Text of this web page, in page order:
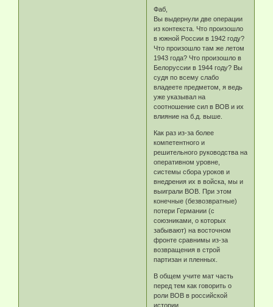
Фаб,
Вы выдернули две операции
из контекста. Что произошло
в южной России в 1942 году?
Что произошло там же летом
1943 года? Что произошло в
Белоруссии в 1944 году? Вы
судя по всему слабо
владеете предметом, я ведь
уже указывал на
соотношение сил в ВОВ и их
влияние на б.д. выше.
Как раз из-за более
компетентного и
решительного руководства на
оперативном уровне,
системы сбора уроков и
внедрения их в войска, мы и
выиграли ВОВ. При этом
конечные (безвозвратные)
потери Германии (с
союзниками, о которых
забывают) на восточном
фронте сравнимы из-за
возвращения в строй
партизан и пленных.
В общем учите мат часть
перед тем как говорить о
роли ВОВ в российской
истории.